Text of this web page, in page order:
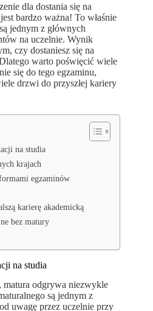
dla dostania się na
bardzo ważna! To właśnie
jednym z głównych
na uczelnie. Wynik
czy dostaniesz się na
warto poświęcić wiele
się do tego egzaminu,
drzwi do przyszłej kariery
na studia
krajach
egzaminów
karierę akademicką
bez matury
na studia
matura odgrywa niezwykle
są jednym z
uwagę przez uczelnie przy